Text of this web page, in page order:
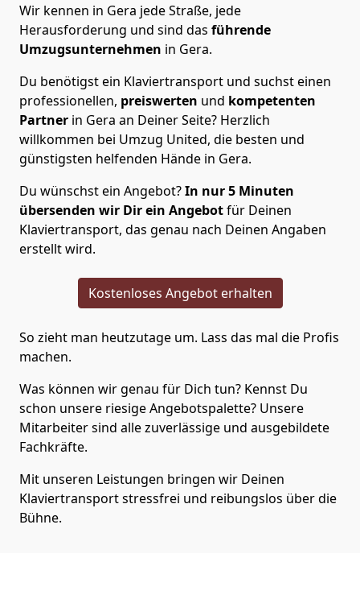
Wir kennen in Gera jede Straße, jede
Herausforderung und sind das führende
Umzugsunternehmen in Gera.
Du benötigst ein Klaviertransport und suchst einen
professionellen, preiswerten und kompetenten
Partner in Gera an Deiner Seite? Herzlich
willkommen bei Umzug United, die besten und
günstigsten helfenden Hände in Gera.
Du wünschst ein Angebot?In nur 5 Minuten
übersenden wir Dir ein Angebotfür Deinen
Klaviertransport, das genau nach Deinen Angaben
erstellt wird.
Kostenloses Angebot erhalten
So zieht man heutzutage um. Lass das mal die Profis
machen.
Was können wir genau für Dich tun? Kennst Du
schon unsere riesige Angebotspalette? Unsere
Mitarbeiter sind alle zuverlässige und ausgebildete
Fachkräfte.
Mit unseren Leistungen bringen wir Deinen
Klaviertransport stressfrei und reibungslos über die
Bühne.